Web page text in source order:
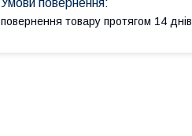
повернення товару протягом 14 днів